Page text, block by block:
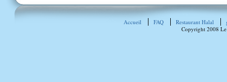
Accueil FAQ Restaurant Halal
Copyright 2008